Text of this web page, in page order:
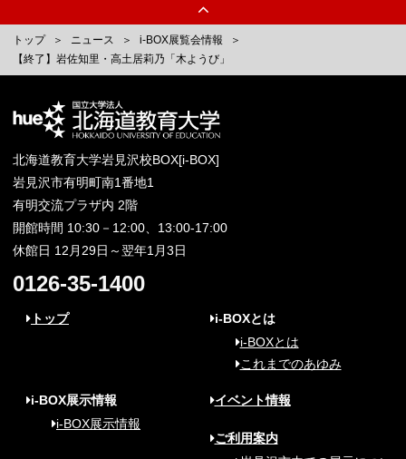
トップ ニュース
i-BOX展覧会情報
【終了】岩佐知里・高土居莉乃「木ようび」
北海道教育大学岩見沢校BOX[i-BOX]
岩見沢市有明町南1番地1
有明交流プラザ内 2階
開館時間 10:30－12:00、13:00-17:00
休館日 12月29日～翌年1月3日
0126-35-1400
トップ
i-BOXとは
i-BOXとは
これまでのあゆみ
i-BOX展示情報
i-BOX展示情報
イベント情報
ご利用案内